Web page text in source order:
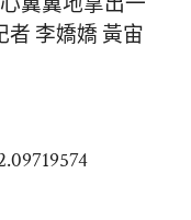
者 李嬌嬌 黃宙